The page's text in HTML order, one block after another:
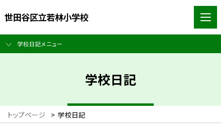
世田谷区立若林小学校
学校日記メニュー
学校日記
トップページ > 学校日記